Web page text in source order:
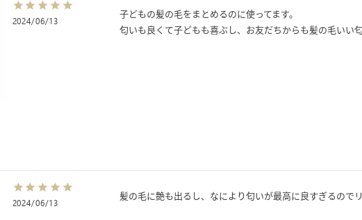
2024/06/13
子どもの髪の毛をまとめるのに使ってます。
匂いも良くて子どもも喜ぶし、お友だちからも髪の毛いい
2024/06/13
髪の毛に艶も出るし、なにより匂いが最高に良すぎるのでリ